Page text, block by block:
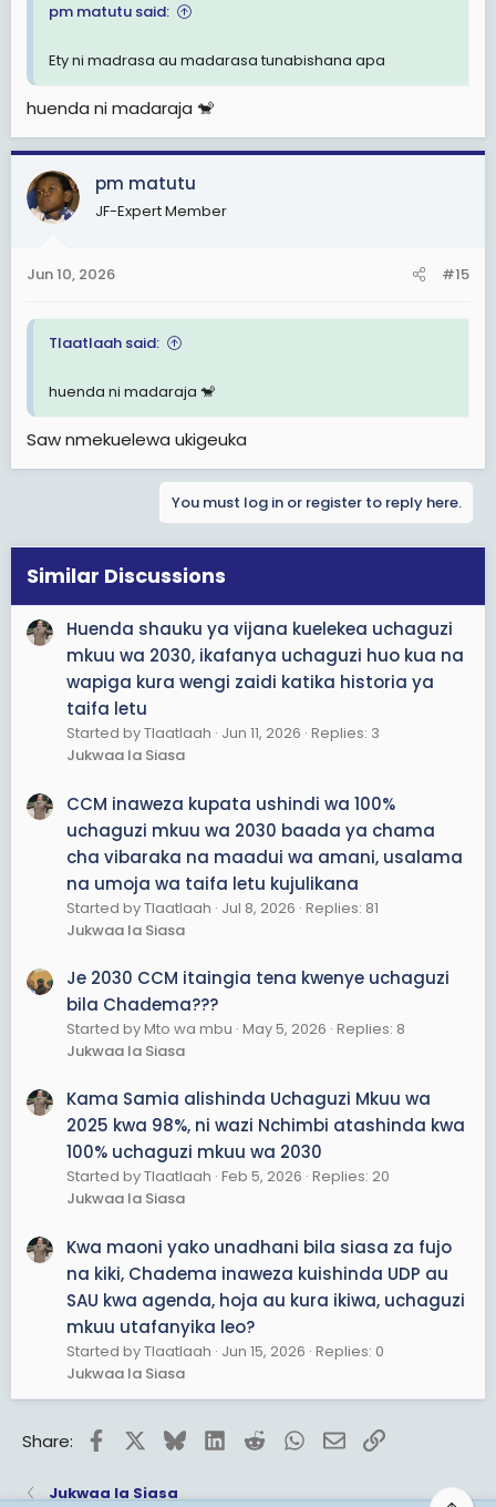
pm matutu said:
Ety ni madrasa au madarasa tunabishana apa
huenda ni madaraja 🐒
pm matutu
JF-Expert Member
Jun 10, 2026 #15
Tlaatlaah said:
huenda ni madaraja 🐒
Saw nmekuelewa ukigeuka
You must log in or register to reply here.
Similar Discussions
Huenda shauku ya vijana kuelekea uchaguzi
mkuu wa 2030, ikafanya uchaguzi huo kua na
wapiga kura wengi zaidi katika historia ya
taifa letu
Started by Tlaatlaah Jun 11, 2026 Replies: 3
Jukwaa la Siasa
CCM inaweza kupata ushindi wa 100%
uchaguzi mkuu wa 2030 baada ya chama
cha vibaraka na maadui wa amani, usalama
na umoja wa taifa letu kujulikana
Started by Tlaatlaah Jul 8, 2026 Replies: 81
Jukwaa la Siasa
Je 2030 CCM itaingia tena kwenye uchaguzi
bila Chadema???
Started by Mto wa mbu May 5, 2026 Replies: 8
Jukwaa la Siasa
Kama Samia alishinda Uchaguzi Mkuu wa
2025 kwa 98%, ni wazi Nchimbi atashinda kwa
100% uchaguzi mkuu wa 2030
Started by Tlaatlaah Feb 5, 2026 Replies: 20
Jukwaa la Siasa
Kwa maoni yako unadhani bila siasa za fujo
na kiki, Chadema inaweza kuishinda UDP au
SAU kwa agenda, hoja au kura ikiwa, uchaguzi
mkuu utafanyika leo?
Started by Tlaatlaah Jun 15, 2026 Replies: 0
Jukwaa la Siasa
Share: FacebookBlueskyLinkedInRedditWhatsApp
EmailLink
Jukwaa la Siasa